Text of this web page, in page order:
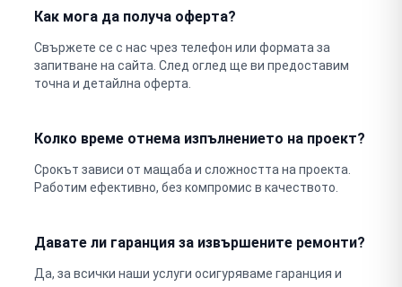
Как мога да получа оферта?
Свържете се с нас чрез телефон или формата за
запитване на сайта. След оглед ще ви предоставим
точна и детайлна оферта.
Колко време отнема изпълнението на проект?
Срокът зависи от мащаба и сложността на проекта.
Работим ефективно, без компромис в качеството.
Давате ли гаранция за извършените ремонти?
Да, за всички наши услуги осигуряваме гаранция и